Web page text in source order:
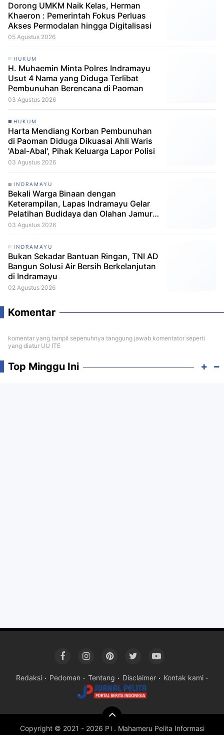
Dorong UMKM Naik Kelas, Herman
Khaeron : Pemerintah Fokus Perluas
Akses Permodalan hingga Digitalisasi
05 Agustus 2026
HUKUM
H. Muhaemin Minta Polres Indramayu
Usut 4 Nama yang Diduga Terlibat
Pembunuhan Berencana di Paoman
03 Agustus 2026
HUKUM
Harta Mendiang Korban Pembunuhan
di Paoman Diduga Dikuasai Ahli Waris
'Abal-Abal', Pihak Keluarga Lapor Polisi
03 Agustus 2026
INDRAMAYU
Bekali Warga Binaan dengan
Keterampilan, Lapas Indramayu Gelar
Pelatihan Budidaya dan Olahan Jamur
Tiram
03 Agustus 2026
INDRAMAYU
Bukan Sekadar Bantuan Ringan, TNI AD
Bangun Solusi Air Bersih Berkelanjutan
di Indramayu
02 Agustus 2026
Komentar
komentar yang tampil sepenuhnya tanggung jawab komentator seperti
yang diatur UU ITE
Top Minggu Ini
Redaksi Pedoman Tentang Disclaimer Kontak kami
Copyright © 2021 - 2026 PT. Mahameru Pelita Informasi